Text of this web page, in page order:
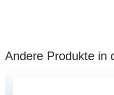
Andere Produkte in